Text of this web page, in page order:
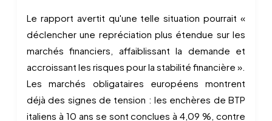
Le rapport avertit qu'une telle situation pourrait «
déclencher une repréciation plus étendue sur les
marchés financiers, affaiblissant la demande et
accroissant les risques pour la stabilité financière ».
Les marchés obligataires européens montrent
déjà des signes de tension : les enchères de BTP
italiens à 10 ans se sont conclues à 4,09 %, contre